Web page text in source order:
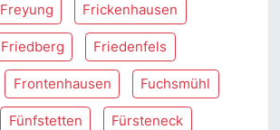
Freyung Frickenhausen
Friedberg Friedenfels
Frontenhausen Fuchsmühl
Fünfstetten Fürsteneck